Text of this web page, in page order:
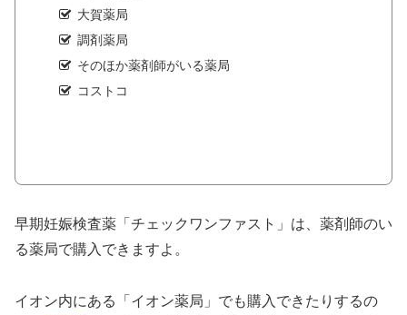
大賀薬局
調剤薬局
そのほか薬剤師がいる薬局
コストコ
早期妊娠検査薬「チェックワンファスト」は、薬剤師のい
る薬局で購入できますよ。
イオン内にある「イオン薬局」でも購入できたりするの